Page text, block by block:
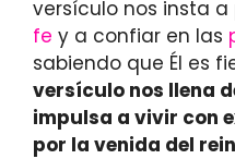
versículo nos insta
fe y a confiar en las
sabiendo que Él es
versículo nos llena
impulsa a vivir con
por la venida del